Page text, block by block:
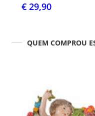
€ 29,90
QUEM COMPROU